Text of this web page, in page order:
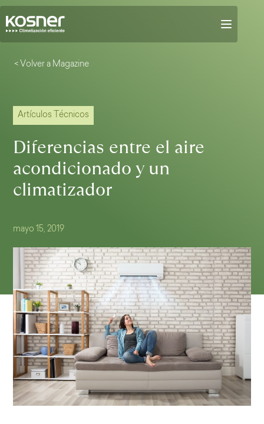
< Volver a Magazine
Artículos Técnicos
Diferencias entre el aire
acondicionado y un
climatizador
mayo 15, 2019